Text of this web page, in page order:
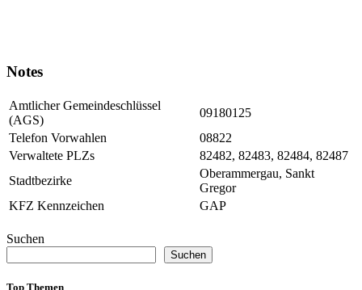
Notes
Amtlicher Gemeindeschlüssel
(AGS)
09180125
Telefon Vorwahlen
08822
Verwaltete PLZs
82482, 82483, 82484, 82487
Stadtbezirke
Oberammergau, Sankt
Gregor
KFZ Kennzeichen
GAP
Suchen
Suchen
Top Themen